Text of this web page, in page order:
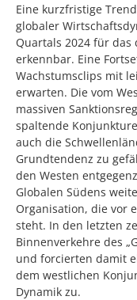
Eine kurzfristige
globaler
Quartals 2024 für
erkennbar. Eine
Wachstumsclips mit
erwarten. Die vom
massiven
spaltende
auch die
Grundtendenz zu
den Westen
Globalen Südens
Organisation, die vor
steht. In den letzten
Binnenverkehre des
und forcierten damit
dem westlichen
Dynamik zu.